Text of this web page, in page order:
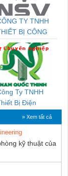
TY TNHH
BỊ CÔNG
NGHIỆP NIHON
VIỆT
Ty TNHH
Bị Điện
Nam Quốc Thịnh
» Xem tất cả
kỹ thuật của